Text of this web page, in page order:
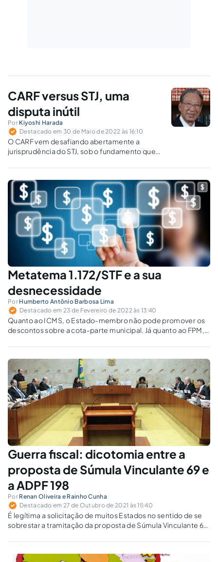
CARF versus STJ, uma
disputa inútil
Por Kiyoshi Harada
Destacado em 30 de Maio de 2022 às 16:10
O CARF vem desafiando abertamente a
jurisprudência do STJ, sob o fundamento que
recurso repetitivo tem o condão de vincular o
julgador administrativo.
Metatema 1.172/STF e a sua
desnecessidade
Por Humberto Antônio Barbosa Lima
Destacado em 23 de Fevereiro de 2022 às 13:40
Quanto ao ICMS, o Estado-membro não pode promover os
descontos sobre a cota-parte municipal. Já quanto ao FPM,
fiscais concedidos sobre o IR e o IPI.
Guerra fiscal: dicotomia entre a
proposta de Súmula Vinculante 69 e
a ADPF 198
Por Renan Oliveira e Rainho Cunha
Destacado em 27 de Outubro de 2021 às 15:40
É legítima a solicitação de muitos Estados no sentido de se
sobrestar a tramitação da proposta de Súmula Vinculante 69,